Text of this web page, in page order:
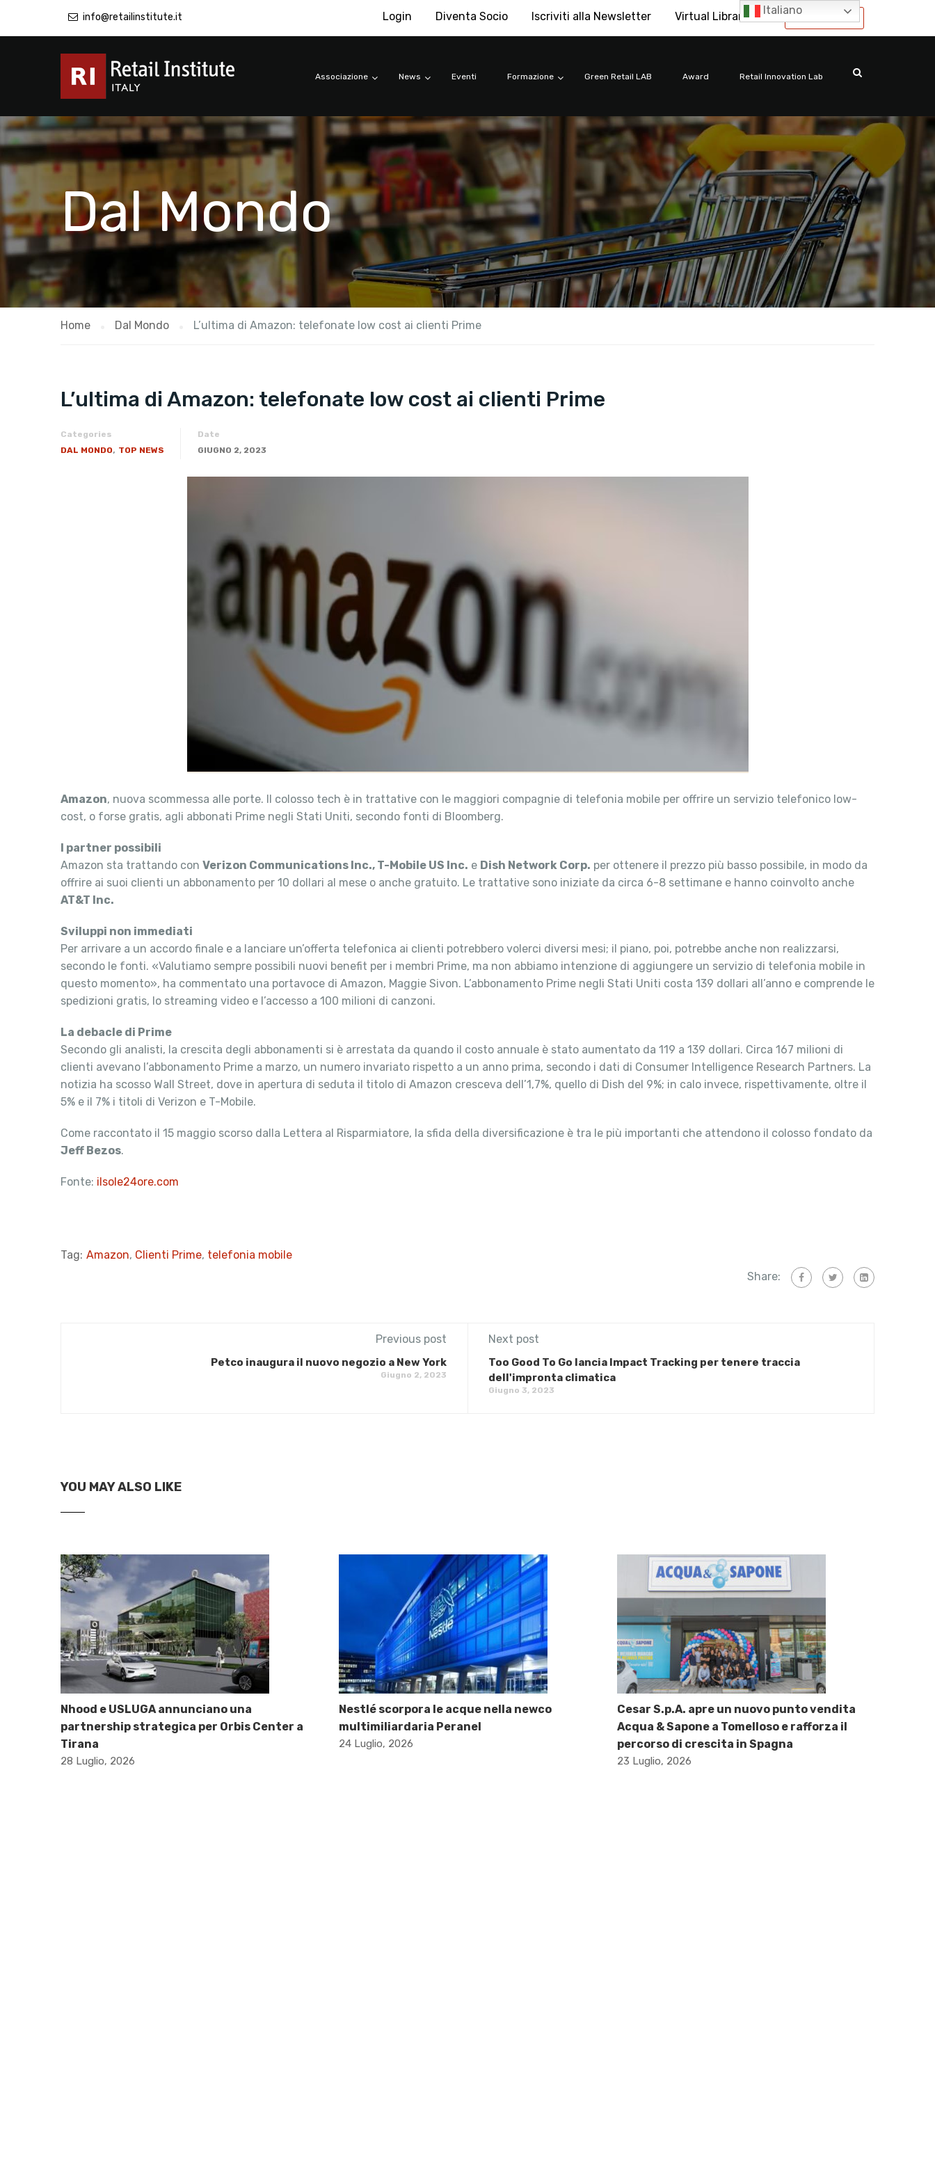
info@retailinstitute.it International
Login Diventa Socio Iscriviti alla Newsletter Virtual Library
Associazione News Eventi Formazione Green Retail LAB Award Retail Innovation Lab
Dal Mondo
Home Dal Mondo L’ultima di Amazon: telefonate low cost ai clienti Prime
L’ultima di Amazon: telefonate low cost ai clienti Prime
Categories
DAL MONDO, TOP NEWS
Date
GIUGNO 2, 2023
Amazon, nuova scommessa alle porte. Il colosso tech è in trattative con le maggiori compagnie di telefonia mobile per offrire un servizio telefonico low-
cost, o forse gratis, agli abbonati Prime negli Stati Uniti, secondo fonti di Bloomberg.
I partner possibili
Amazon sta trattando con Verizon Communications Inc., T-Mobile US Inc. e Dish Network Corp. per ottenere il prezzo più basso possibile, in modo da
offrire ai suoi clienti un abbonamento per 10 dollari al mese o anche gratuito. Le trattative sono iniziate da circa 6-8 settimane e hanno coinvolto anche
AT&T Inc.
Sviluppi non immediati
Per arrivare a un accordo finale e a lanciare un’offerta telefonica ai clienti potrebbero volerci diversi mesi; il piano, poi, potrebbe anche non realizzarsi,
secondo le fonti. «Valutiamo sempre possibili nuovi benefit per i membri Prime, ma non abbiamo intenzione di aggiungere un servizio di telefonia mobile in
questo momento», ha commentato una portavoce di Amazon, Maggie Sivon. L’abbonamento Prime negli Stati Uniti costa 139 dollari all’anno e comprende le
spedizioni gratis, lo streaming video e l’accesso a 100 milioni di canzoni.
La debacle di Prime
Secondo gli analisti, la crescita degli abbonamenti si è arrestata da quando il costo annuale è stato aumentato da 119 a 139 dollari. Circa 167 milioni di
clienti avevano l’abbonamento Prime a marzo, un numero invariato rispetto a un anno prima, secondo i dati di Consumer Intelligence Research Partners. La
notizia ha scosso Wall Street, dove in apertura di seduta il titolo di Amazon cresceva dell’1,7%, quello di Dish del 9%; in calo invece, rispettivamente, oltre il
5% e il 7% i titoli di Verizon e T-Mobile.
Come raccontato il 15 maggio scorso dalla Lettera al Risparmiatore, la sfida della diversificazione è tra le più importanti che attendono il colosso fondato da
Jeff Bezos.
Fonte: ilsole24ore.com
Tag: Amazon, Clienti Prime, telefonia mobile
Share:
Previous post
Petco inaugura il nuovo negozio a New York
Giugno 2, 2023
Next post
Too Good To Go lancia Impact Tracking per tenere traccia
dell'impronta climatica
Giugno 3, 2023
YOU MAY ALSO LIKE
Nhood e USLUGA annunciano una
partnership strategica per Orbis Center a
Tirana
28 Luglio, 2026
Nestlé scorpora le acque nella newco
multimiliardaria Peranel
24 Luglio, 2026
Cesar S.p.A. apre un nuovo punto vendita
Acqua & Sapone a Tomelloso e rafforza il
percorso di crescita in Spagna
23 Luglio, 2026
Italiano